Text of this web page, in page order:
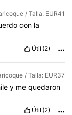
/ Talla: EUR41
con la
Útil (2)
/ Talla: EUR37
y me quedaron
Útil (2)